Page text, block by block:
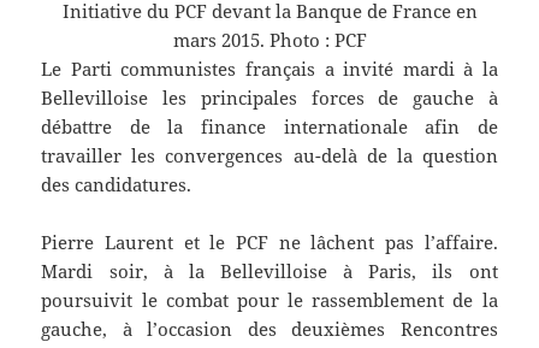
Initiative du PCF devant la Banque de France en
mars 2015. Photo : PCF
Le Parti communistes français a invité mardi à la
Bellevilloise les principales forces de gauche à
débattre de la finance internationale afin de
travailler les convergences au-delà de la question
des candidatures.
Pierre Laurent et le PCF ne lâchent pas l’affaire.
Mardi soir, à la Bellevilloise à Paris, ils ont
poursuivit le combat pour le rassemblement de la
gauche, à l’occasion des deuxièmes Rencontres